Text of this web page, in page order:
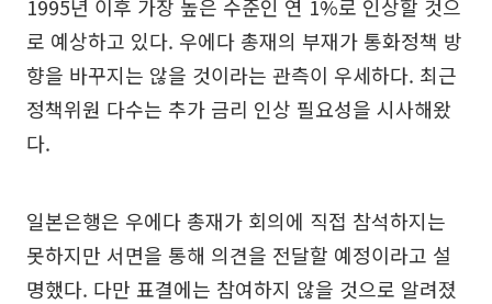
1995년 이후 가장 높은 수준인 연 1%로 인상할 것으
로 예상하고 있다. 우에다 총재의 부재가 통화정책 방
향을 바꾸지는 않을 것이라는 관측이 우세하다. 최근
정책위원 다수는 추가 금리 인상 필요성을 시사해왔
다.
일본은행은 우에다 총재가 회의에 직접 참석하지는
못하지만 서면을 통해 의견을 전달할 예정이라고 설
명했다. 다만 표결에는 참여하지 않을 것으로 알려졌